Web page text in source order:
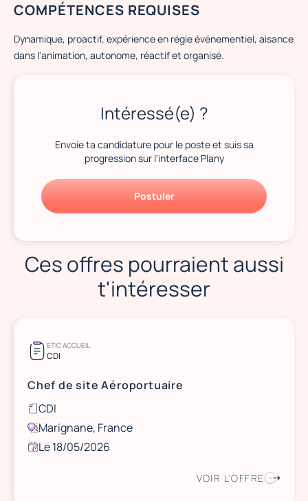
COMPÉTENCES REQUISES
Dynamique, proactif, expérience en régie événementiel, aisance
dans l'animation, autonome, réactif et organisé.
Intéressé(e) ?
Envoie ta candidature pour le poste et suis sa
progression sur l'interface Plany
Postuler
Ces offres pourraient aussi
t'intéresser
ETIC ACCUEIL
CDI
Chef de site Aéroportuaire
CDI
Marignane, France
Le 18/05/2026
VOIR L'OFFRE